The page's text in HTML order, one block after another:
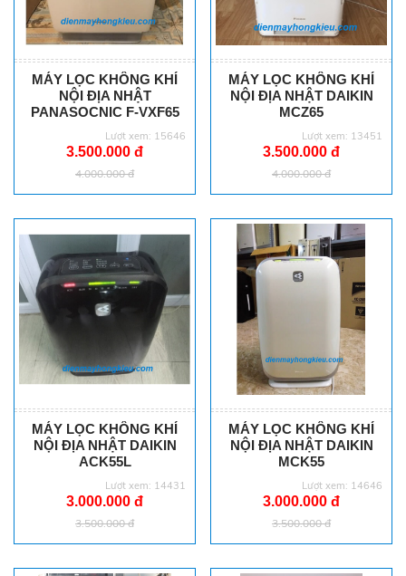
MÁY LỌC KHÔNG KHÍ
NỘI ĐỊA NHẬT
PANASOCNIC F-VXF65
Lượt xem: 15646
3.500.000 đ
4.000.000 đ
MÁY LỌC KHÔNG KHÍ
NỘI ĐỊA NHẬT DAIKIN
MCZ65
Lượt xem: 13451
3.500.000 đ
4.000.000 đ
MÁY LỌC KHÔNG KHÍ
NỘI ĐỊA NHẬT DAIKIN
ACK55L
Lượt xem: 14431
3.000.000 đ
3.500.000 đ
MÁY LỌC KHÔNG KHÍ
NỘI ĐỊA NHẬT DAIKIN
MCK55
Lượt xem: 14646
3.000.000 đ
3.500.000 đ